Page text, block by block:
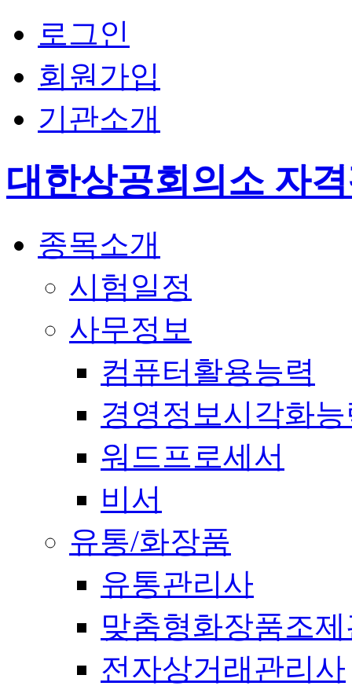
로그인
회원가입
기관소개
대한상공회의소 자
종목소개
시험일정
사무정보
컴퓨터활용능력
경영정보시각화
워드프로세서
비서
유통/화장품
유통관리사
맞춤형화장품조
전자상거래관리사